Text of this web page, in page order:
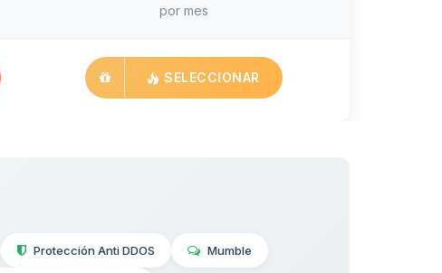
por mes
SELECCIONAR
Protección Anti DDOS Mumble